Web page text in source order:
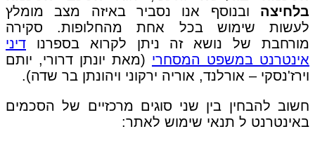
בלחיצה ובנוסף אנו נסביר באיזה מצב מומלץ
לעשות שימוש בכל אחת מהחלופות. סקירה
מורחבת של נושא זה ניתן לקרוא בספרנו דיני
אינטרנט במשפט המסחרי (מאת יונתן דרורי, יותם
וירז'נסקי – אורלנד, אוריה ירקוני ויהונתן בר שדה).
חשוב להבחין בין שני סוגים מרכזיים של הסכמים
באינטרנט ל תנאי שימוש לאתר: